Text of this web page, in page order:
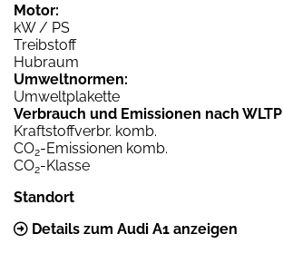
Motor:
kW / PS
Treibstoff
Hubraum
Umweltnormen:
Umweltplakette
Verbrauch und Emissionen nach
Kraftstoffverbr. komb.
CO2-Emissionen komb.
CO2-Klasse
Standort
Details zum Audi A1 anzeigen